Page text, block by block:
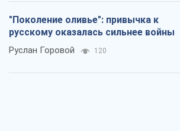
"Поколение оливье": привычка к
русскому оказалась сильнее войны
Руслан Горовой 120